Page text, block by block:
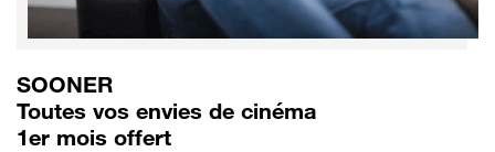
SOONER
Toutes vos envies de cinéma
1er mois offert